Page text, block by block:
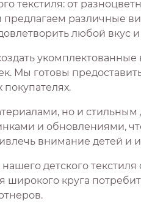
текстиля: от
различные
любой вкус
укомплектованные
Мы готовы
но и
и обновлениями,
внимание детей и
детского
круга